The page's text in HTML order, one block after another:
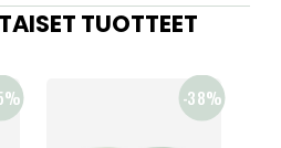
TUOTTEET